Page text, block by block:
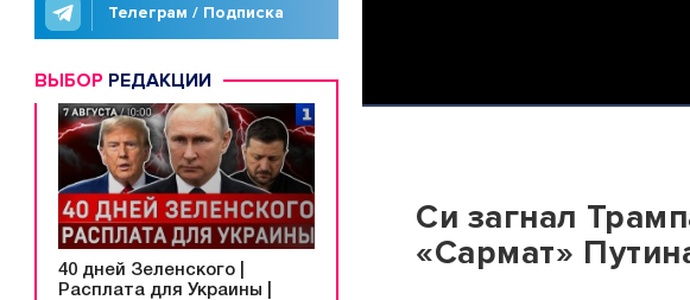
Телеграм / Подписка
ВЫБОР РЕДАКЦИИ
40 дней Зеленского |
Расплата для Украины |
Си загнал
«Сармат»